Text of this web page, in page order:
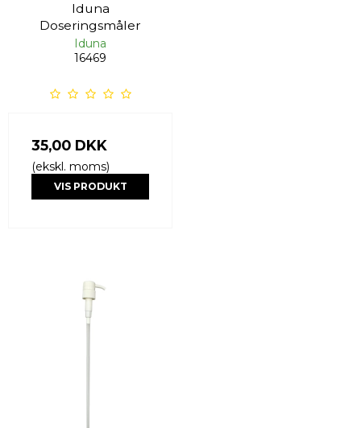
Iduna
Doseringsmåler
Iduna
16469
35,00 DKK
(ekskl. moms)
VIS PRODUKT